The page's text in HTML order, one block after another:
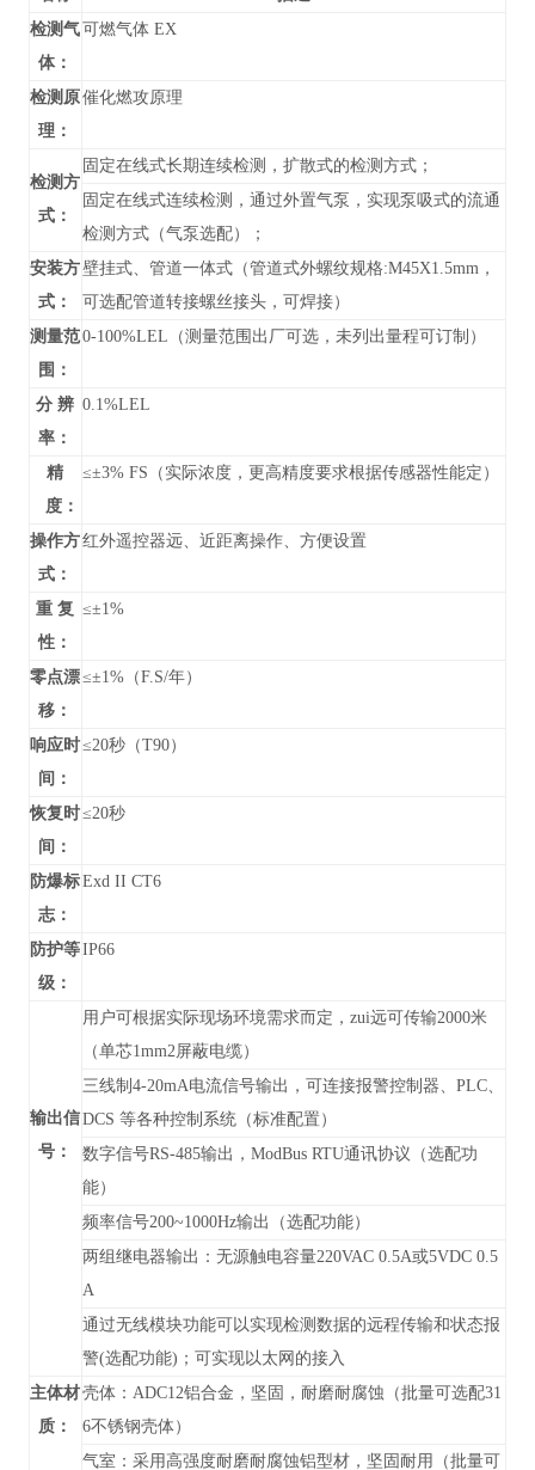
检测气
体：
可燃气体 EX
检测原
理：
催化燃攻原理
检测方
式：
固定在线式长期连续检测，扩散式的检测方式；
固定在线式连续检测，通过外置气泵，实现泵吸式的流通
检测方式（气泵选配）；
安装方
式：
壁挂式、管道一体式（管道式外螺纹规格:M45X1.5mm，
可选配管道转接螺丝接头，可焊接）
测量范
围：
0-100%LEL（测量范围出厂可选，未列出量程可订制）
分 辨
率：
0.1%LEL
精
度：
≤±3% FS（实际浓度，更高精度要求根据传感器性能定）
操作方
式：
红外遥控器远、近距离操作、方便设置
重 复
性：
≤±1%
零点漂
移：
≤±1%（F.S/年）
响应时
间：
≤20秒（T90）
恢复时
间：
≤20秒
防爆标
志：
Exd II CT6
防护等
级：
IP66
输出信
号：
用户可根据实际现场环境需求而定，zui远可传输2000米
（单芯1mm2屏蔽电缆）
三线制4-20mA电流信号输出，可连接报警控制器、PLC、
DCS 等各种控制系统（标准配置）
数字信号RS-485输出， ModBus RTU通讯协议 （选配功
能）
频率信号200~1000Hz输出（选配功能）
两组继电器输出：无源触电容量220VAC 0.5A或5VDC 0.5
A
通过无线模块功能可以实现检测数据的远程传输和状态报
警(选配功能)；可实现以太网的接入
主体材
质：
壳体：ADC12铝合金，坚固，耐磨耐腐蚀（批量可选配31
6不锈钢壳体）
气室：采用高强度耐磨耐腐蚀铝型材，坚固耐用（批量可